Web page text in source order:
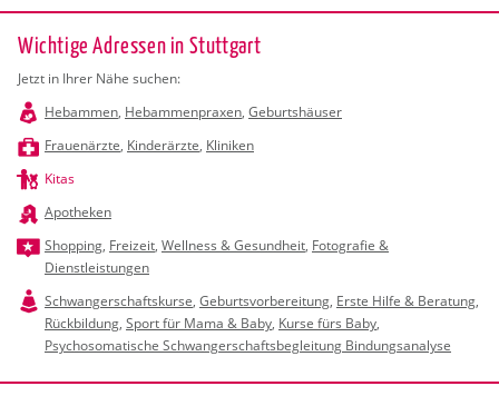
Wichtige Adressen in Stuttgart
Jetzt in Ihrer Nähe suchen:
Hebammen, Hebammenpraxen, Geburtshäuser
Frauenärzte, Kinderärzte, Kliniken
Kitas
Apotheken
Shopping, Freizeit, Wellness & Gesundheit, Fotografie &
Dienstleistungen
Schwangerschaftskurse, Geburtsvorbereitung, Erste Hilfe & Beratung,
Rückbildung, Sport für Mama & Baby, Kurse fürs Baby,
Psychosomatische Schwangerschaftsbegleitung Bindungsanalyse